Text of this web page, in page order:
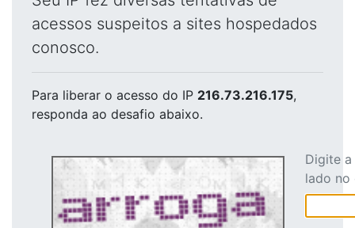
acessos suspeitos a sites hospedados
conosco.
Para liberar o acesso do IP 216.73.216.175,
responda ao desafio abaixo.
Digite
lado no